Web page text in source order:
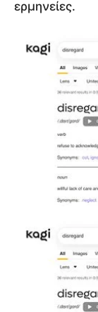
ερμηνείες.